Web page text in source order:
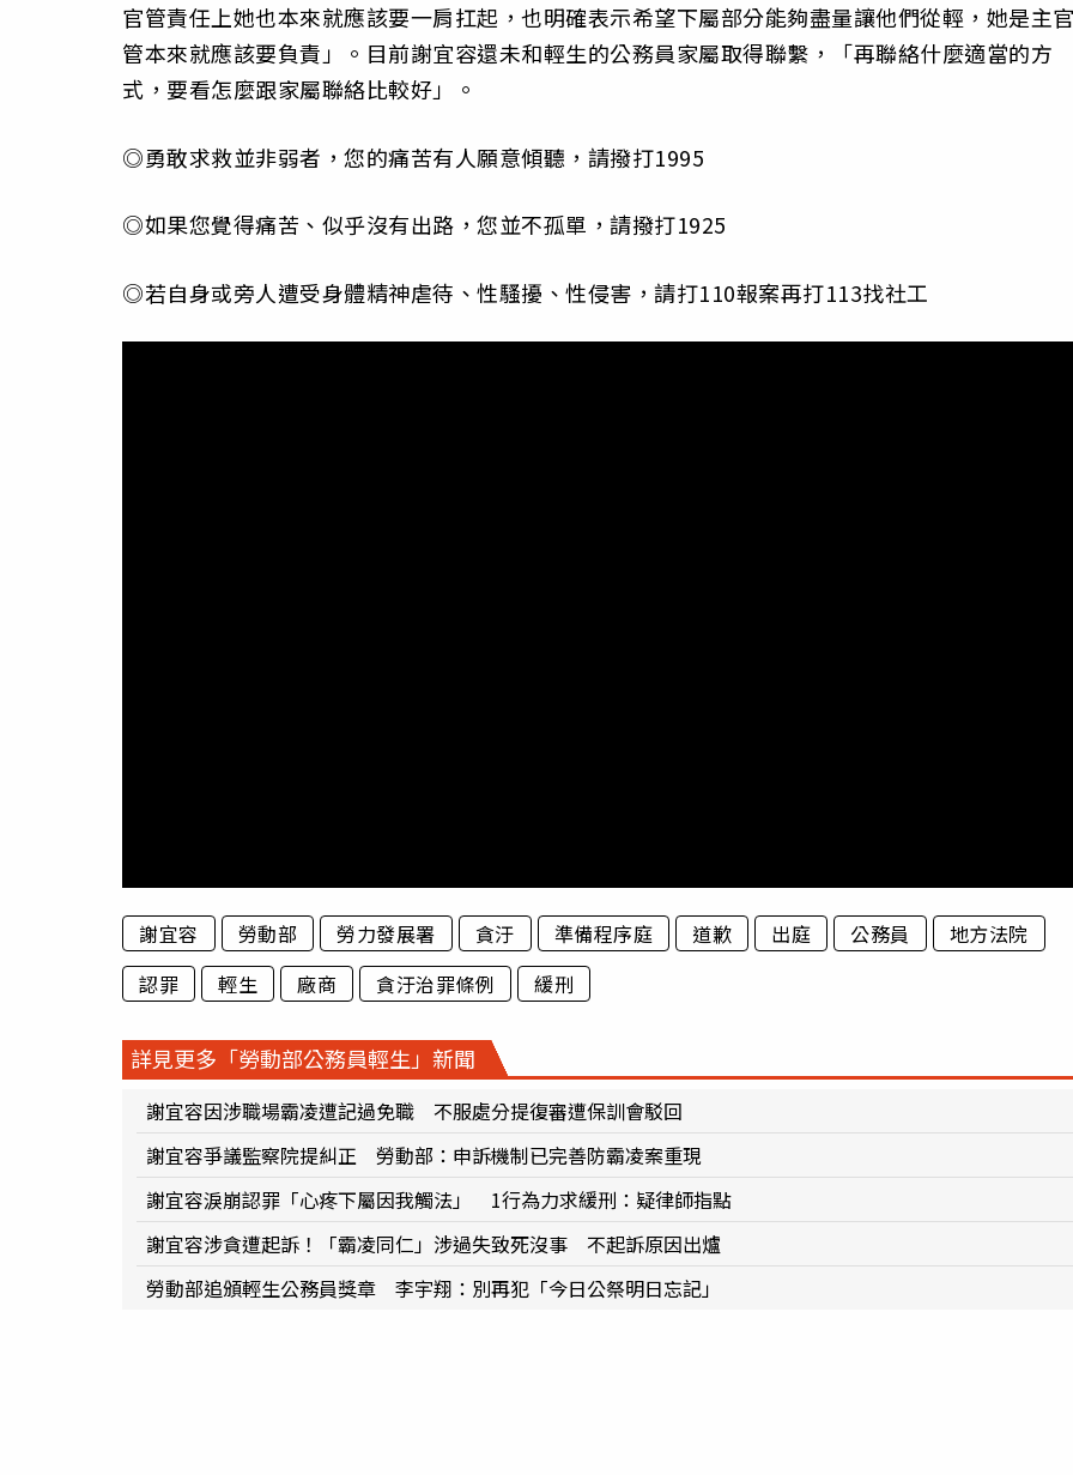
官管責任上她也本來就應該要一肩扛起，也明確表示希望下屬部分能夠盡量讓他們從輕，她是主
管本來就應該要負責」。目前謝宜容還未和輕生的公務員家屬取得聯繫，「再聯絡什麼適當的方
式，要看怎麼跟家屬聯絡比較好」。
◎勇敢求救並非弱者，您的痛苦有人願意傾聽，請撥打1995
◎如果您覺得痛苦、似乎沒有出路，您並不孤單，請撥打1925
◎若自身或旁人遭受身體精神虐待、性騷擾、性侵害，請打110報案再打113找社工
謝宜容 勞動部 勞力發展署 貪汙 準備程序庭 道歉 出庭 公務員
地方法院
認罪
輕生 廠商 貪汙治罪條例 緩刑
詳見更多「勞動部公務員輕生」新聞
謝宜容因涉職場霸凌遭記過免職 不服處分提復審遭保訓會駁回
謝宜容爭議監察院提糾正 勞動部：申訴機制已完善防霸凌案重現
謝宜容淚崩認罪「心疼下屬因我觸法」 1行為力求緩刑：疑律師指點
謝宜容涉貪遭起訴！「霸凌同仁」涉過失致死沒事 不起訴原因出爐
勞動部追頒輕生公務員獎章 李宇翔：別再犯「今日公祭明日忘記」